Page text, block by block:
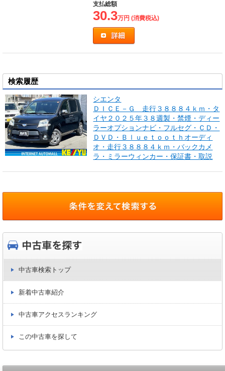
支払総額
30.3万円 (消費税込)
検索履歴
シエンタ
ＤＩＣＥ－Ｇ 走行３８８８４ｋｍ・タ
イヤ２０２５年３８週製・禁煙・ディー
ラーオプションナビ・フルセグ・ＣＤ・
ＤＶＤ・Ｂｌｕｅｔｏｏｔｈオーディ
オ・走行３８８８４ｋｍ・バックカメ
ラ・ミラーウィンカー・保証書・取説
中古車検索トップ
新着中古車紹介
中古車アクセスランキング
この中古車を探して